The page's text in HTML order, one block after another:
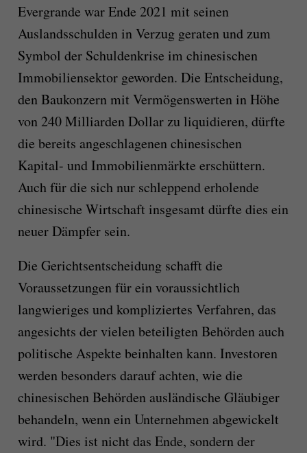
Evergrande war Ende 2021 mit seinen
Auslandsschulden in Verzug geraten und zum
Symbol der Schuldenkrise im chinesischen
Immobiliensektor geworden. Die Entscheidung,
den Baukonzern mit Vermögenswerten in Höhe
von 240 Milliarden Dollar zu liquidieren, dürfte
die bereits angeschlagenen chinesischen
Kapital- und Immobilienmärkte erschüttern.
Auch für die sich nur schleppend erholende
chinesische Wirtschaft insgesamt dürfte dies ein
neuer Dämpfer sein.
Die Gerichtsentscheidung schafft die
Voraussetzungen für ein voraussichtlich
langwieriges und kompliziertes Verfahren, das
angesichts der vielen beteiligten Behörden auch
politische Aspekte beinhalten kann. Investoren
werden besonders darauf achten, wie die
chinesischen Behörden ausländische Gläubiger
behandeln, wenn ein Unternehmen abgewickelt
wird. "Dies ist nicht das Ende, sondern der